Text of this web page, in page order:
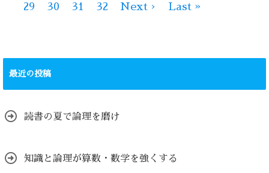
学 進学者数 2025年
29
30 31 32 Next › Last »
最近の投稿
読書の夏で論理を磨け
知識と論理が算数・数学を強くする